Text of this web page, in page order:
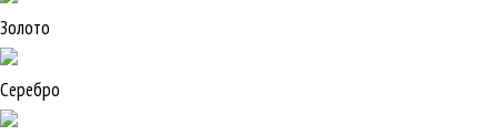
Золото
Серебро